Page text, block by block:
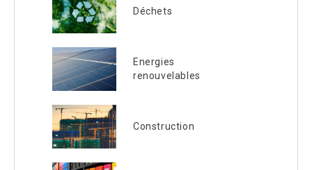
Déchets
Energies
renouvelables
Construction